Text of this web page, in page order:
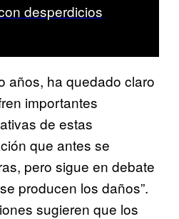
desperdicios
años, ha quedado claro
importantes
de estas
que antes se
pero sigue en debate
producen los daños”.
sugieren que los